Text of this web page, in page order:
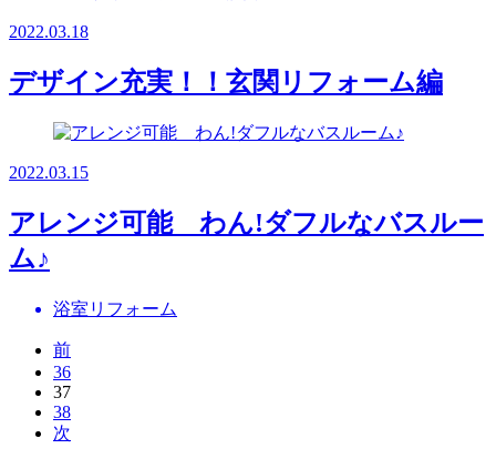
2022.03.18
デザイン充実！！玄関リフォーム編
2022.03.15
アレンジ可能 わん!ダフルなバスルー
ム♪
浴室リフォーム
前
36
37
38
次